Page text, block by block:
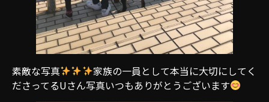
素敵な写真
家族の一員として本当に大切にしてく
ださってるUさん写真いつもありがとうございます